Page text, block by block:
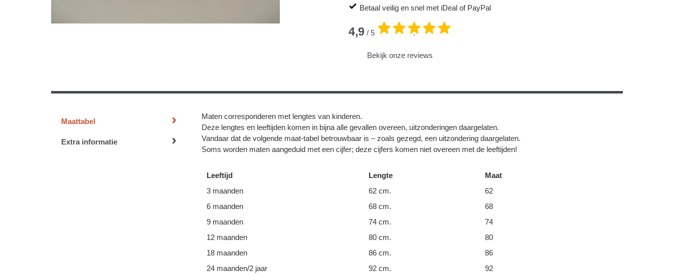
Betaal veilig en snel met iDeal of PayPal
4,9 / 5 .
Bekijk onze reviews
Maattabel
Extra informatie
Maten corresponderen met lengtes van kinderen.
Deze lengtes en leeftijden komen in bijna alle gevallen overeen, uitzonderingen daargelaten.
Vandaar dat de volgende maat-tabel betrouwbaar is – zoals gezegd, een uitzondering daargelaten.
Soms worden maten aangeduid met een cijfer; deze cijfers komen niet overeen met de leeftijden!
Leeftijd Lengte
Maat
3 maanden
62 cm.
62
6 maanden
68 cm.
68
9 maanden
74 cm.
74
12 maanden
80 cm.
80
18 maanden
86 cm.
86
24 maanden/2 jaar
92 cm.
92